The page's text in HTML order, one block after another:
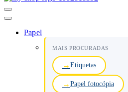
Menu
de
Papel
MAIS PROCURADAS
Etiquetas
Papel fotocópia